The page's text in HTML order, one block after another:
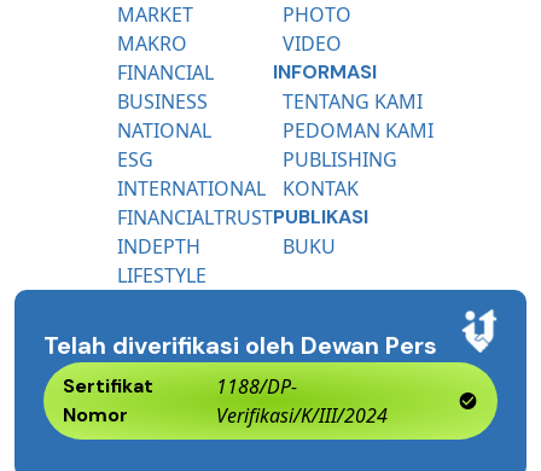
MARKET
MAKRO
FINANCIAL
BUSINESS
NATIONAL
ESG
INTERNATIONAL
FINANCIALTRUST
INDEPTH
LIFESTYLE
PHOTO
VIDEO
INFORMASI
TENTANG KAMI
PEDOMAN KAMI
PUBLISHING
KONTAK
PUBLIKASI
BUKU
Telah diverifikasi oleh Dewan Pers
Sertifikat
Nomor
1188/DP-
Verifikasi/K/III/2024